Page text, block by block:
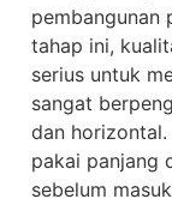
pembangunan
tahap ini,
serius untuk
sangat
dan
pakai panjang
sebelum